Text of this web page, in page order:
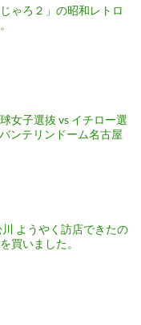
ゃろ２」の昭和レトロ
女子選抜 vs イチロー選
ンテリンドーム名古屋
川 ようやく訪店できたの
買いました。